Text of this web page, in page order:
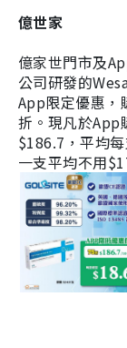
億世家
億家世門市及
公司研發的
App限定優惠，
折。現凡於
$186.7，平均
一支平均不用